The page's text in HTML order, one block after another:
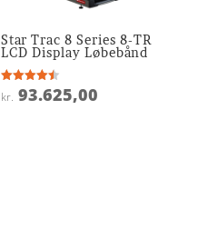
Star Trac 8 Series 8-TR
LCD Display Løbebånd
Vurderet
4.5
kr. 93.625,00